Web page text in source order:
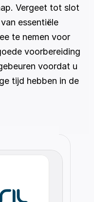
Vergeet tot slot
essentiële
te nemen voor
voorbereiding
voordat u
tijd hebben in de